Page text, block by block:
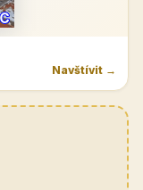
Navštívit →